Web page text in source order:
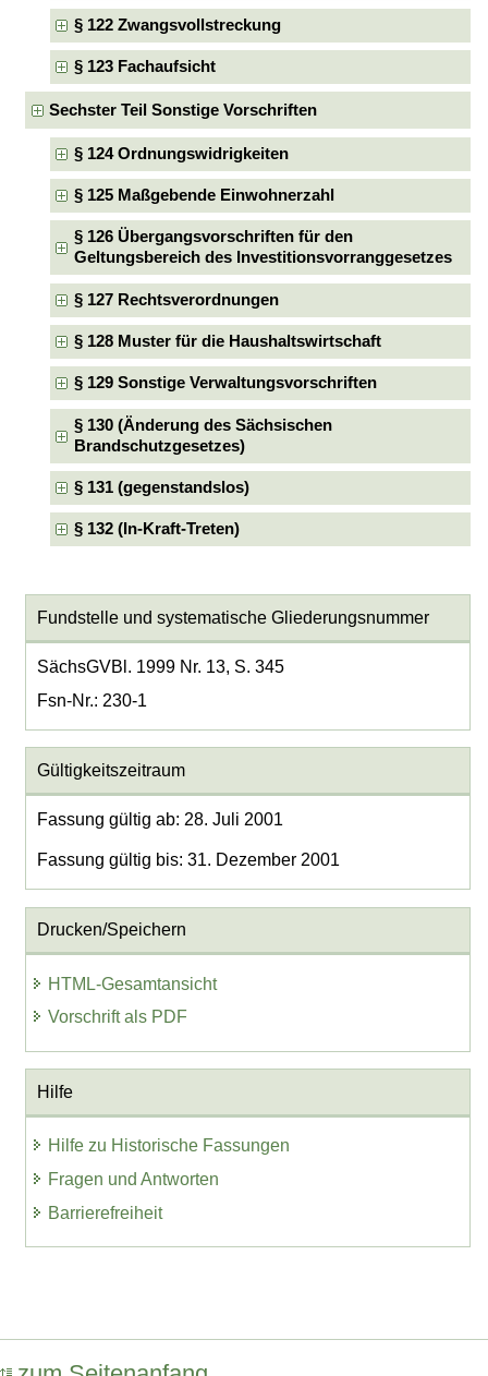
§ 122 Zwangsvollstreckung
§ 123 Fachaufsicht
Sechster Teil Sonstige Vorschriften
§ 124 Ordnungswidrigkeiten
§ 125 Maßgebende Einwohnerzahl
§ 126 Übergangsvorschriften für den
Geltungsbereich des Investitionsvorranggesetzes
§ 127 Rechtsverordnungen
§ 128 Muster für die Haushaltswirtschaft
§ 129 Sonstige Verwaltungsvorschriften
§ 130 (Änderung des Sächsischen
Brandschutzgesetzes)
§ 131 (gegenstandslos)
§ 132 (In-Kraft-Treten)
Fundstelle und systematische Gliederungsnummer
SächsGVBl. 1999 Nr. 13, S. 345
Fsn-Nr.: 230-1
Gültigkeitszeitraum
Fassung gültig ab: 28. Juli 2001
Fassung gültig bis: 31. Dezember 2001
Drucken/Speichern
HTML-Gesamtansicht
Vorschrift als PDF
Hilfe
Hilfe zu Historische Fassungen
Fragen und Antworten
Barrierefreiheit